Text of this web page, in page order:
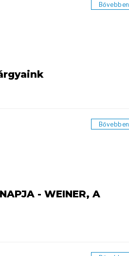
Bővebben
Bővebben
- WEINER, A